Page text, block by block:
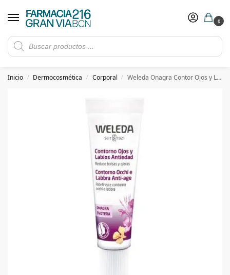
0
Rebajas de verano hasta -30%
​ 5€ de descuento con el cupón 5GRANVIA (compras superiores a 150€)
Inicio / Dermocosmética / Corporal / Weleda Onagra Contor Ojos y Labios 10 ml